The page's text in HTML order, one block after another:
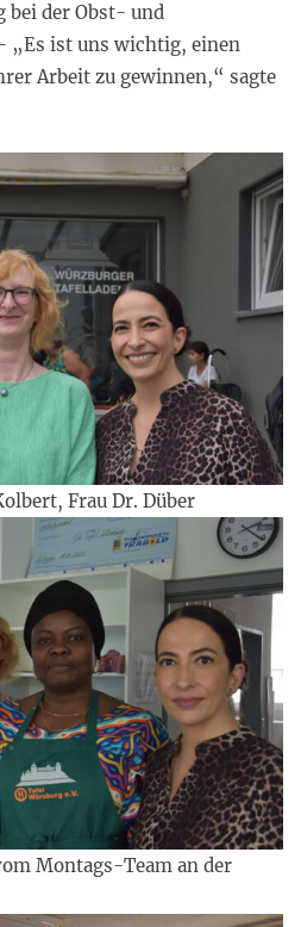
bei der Obst- und
„Es ist uns wichtig, einen
Arbeit zu gewinnen,“ sagte
Frau Dr. Düber
Montags-Team an der